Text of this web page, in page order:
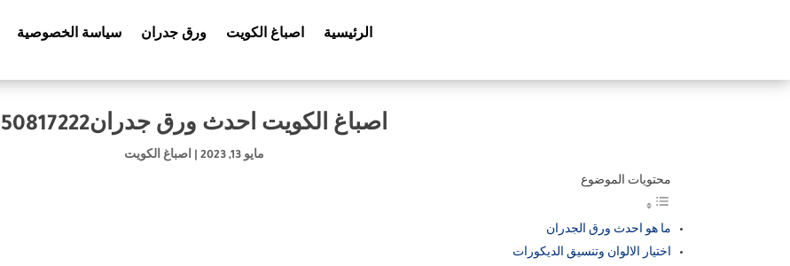
الرئيسية اصباغ الكويت ورق جدران سياسة الخصوصية
اصباغ الكويت احدث ورق جدران50817222
مايو 13, 2023 اصباغ الكويت
محتويات الموضوع
ما هو احدث ورق الجدران
اختيار الالوان وتنسيق الديكورات